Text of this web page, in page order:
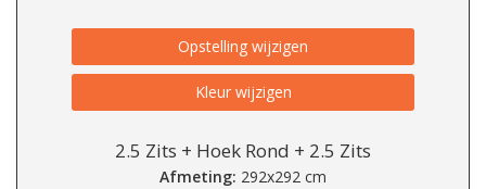
Opstelling wijzigen
Kleur wijzigen
2.5 Zits + Hoek Rond + 2.5 Zits
Afmeting: 292x292 cm